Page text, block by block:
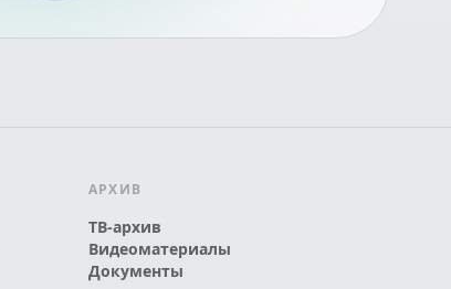
АРХИВ
ТВ-архив
Видеоматериалы
Документы